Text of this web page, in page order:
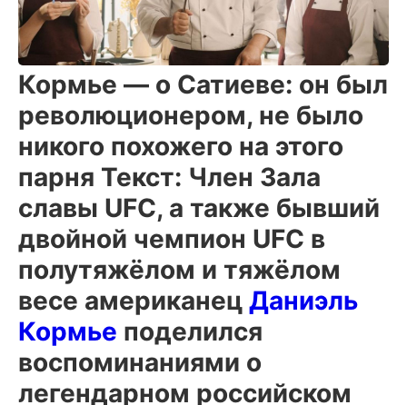
Кормье — о Сатиеве: он был
революционером, не было
никого похожего на этого
парня Текст: Член Зала
славы UFC, а также бывший
двойной чемпион UFC в
полутяжёлом и тяжёлом
весе американец Даниэль
Кормье поделился
воспоминаниями о
легендарном российском